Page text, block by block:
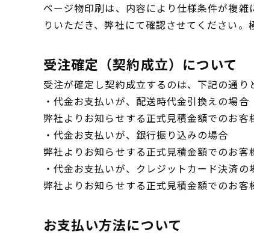
ページ物印刷は、内容により仕様条件が複
りいただき、弊社にて確認させてください。
受注確定（契約成立）について
受注が確定し契約成立するのは、下記の通り
・代金お支払いが、配送時代金引換えの場合
弊社よりお知らせする正式見積金額でのお客
・代金お支払いが、銀行振り込みの場合
弊社よりお知らせする正式見積金額でのお客
・代金お支払いが、クレジットカード決済の
弊社よりお知らせする正式見積金額でのお客
お支払い方法について